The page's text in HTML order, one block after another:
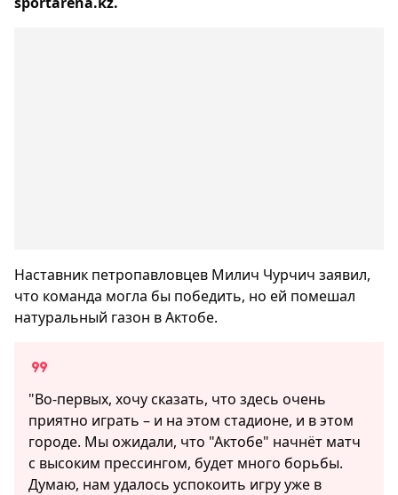
Наставник петропавловцев Милич Чурчич заявил,
что команда могла бы победить, но ей помешал
натуральный газон в Актобе.
"Во-первых, хочу сказать, что здесь очень
приятно играть – и на этом стадионе, и в этом
городе. Мы ожидали, что "Актобе" начнёт матч
с высоким прессингом, будет много борьбы.
Думаю, нам удалось успокоить игру уже в